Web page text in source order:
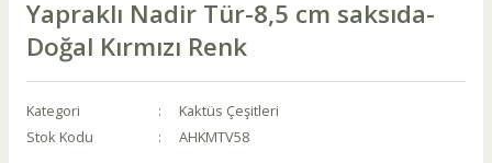
Yapraklı Nadir Tür-8,5 cm saksıda-
Doğal Kırmızı Renk
Kategori
Kaktüs Çeşitleri
Stok Kodu
AHKMTV58